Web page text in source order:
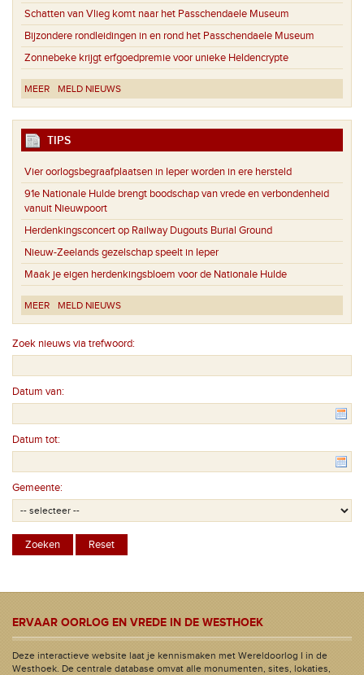
Schatten van Vlieg komt naar het Passchendaele Museum
Bijzondere rondleidingen in en rond het Passchendaele Museum
Zonnebeke krijgt erfgoedpremie voor unieke Heldencrypte
MEER MELD NIEUWS
TIPS
Vier oorlogsbegraafplaatsen in Ieper worden in ere hersteld
91e Nationale Hulde brengt boodschap van vrede en verbondenheid
vanuit Nieuwpoort
Herdenkingsconcert op Railway Dugouts Burial Ground
Nieuw-Zeelands gezelschap speelt in Ieper
Maak je eigen herdenkingsbloem voor de Nationale Hulde
MEER MELD NIEUWS
Zoek nieuws via trefwoord:
Datum van:
Datum tot:
Gemeente:
ERVAAR OORLOG EN VREDE IN DE WESTHOEK
Deze interactieve website laat je kennismaken met Wereldoorlog I in de
Westhoek. De centrale database omvat alle monumenten, sites, lokaties,